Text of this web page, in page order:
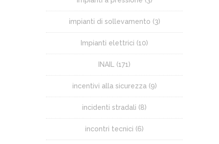
impianti di sollevamento (3)
Impianti elettrici (10)
INAIL (171)
incentivi alla sicurezza (9)
incidenti stradali (8)
incontri tecnici (6)